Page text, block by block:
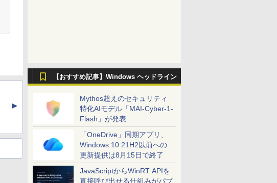
【おすすめ記事】Windows ヘッドライン
Mythos超えのセキュリティ
特化AIモデル「MAI-Cyber-1-
Flash」が発表
「OneDrive」同期アプリ、
Windows 10 21H2以前への
更新提供は8月15日で終了
JavaScriptからWinRT APIを
直接呼び出せる仕組みがパブ
▲